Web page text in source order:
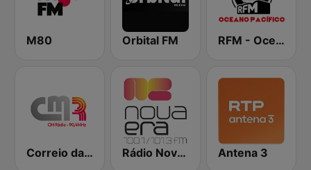
M80 Orbital FM RFM - Oceano Pacífico Online
Correio da Manhã Rádio Rádio Nova Era Antena 3